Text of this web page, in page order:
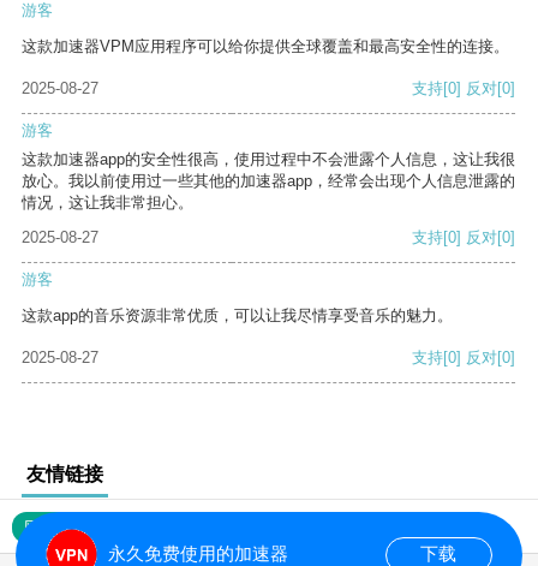
游客
这款加速器VPM应用程序可以给你提供全球覆盖和最高安全性的连接。
2025-08-27 支持[0] 反对[0]
游客
这款加速器app的安全性很高，使用过程中不会泄露个人信息，这让我很
放心。我以前使用过一些其他的加速器app，经常会出现个人信息泄露的
情况，这让我非常担心。
2025-08-27
支持[0] 反对[0]
游客
这款app的音乐资源非常优质，可以让我尽情享受音乐的魅力。
2025-08-27 支持[0] 反对[0]
友情链接
网站地图
永久免费使用的加速器 下载